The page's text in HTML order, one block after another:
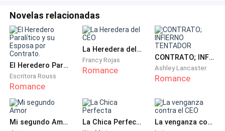
—¡Sarah! —La reprendió Sebastián en voz baja— Ni
siquiera lo menciones, no aquí por lo menos.
Sebastián miró a su alrededor molesto, pendiente de
quién pudiera haberla oído.
—Vamos a la casa —dijo Lidia con voz suave—, allá
podremos conversar más tranquilamente.
Sarah miró a Sebastián que la miraba con furia. Ella se
Novelas relacionadas
El Heredero Paralítico y su Esposa por Contrato.
Escritora Rouss
Romance
La Heredera del CEO
Francy Rojas
Romance
CONTRATO; INFIERNO TENTADOR
Ashley Lancaster
Romance
Mi segundo Amor La Chica Perfecta La venganza contra el CEO